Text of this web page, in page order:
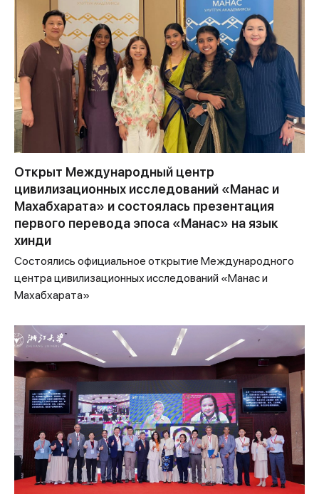
Открыт Международный центр
цивилизационных исследований «Манас и
Махабхарата» и состоялась презентация
первого перевода эпоса «Манас» на язык
хинди
Состоялись официальное открытие Международного
центра цивилизационных исследований «Манас и
Махабхарата»